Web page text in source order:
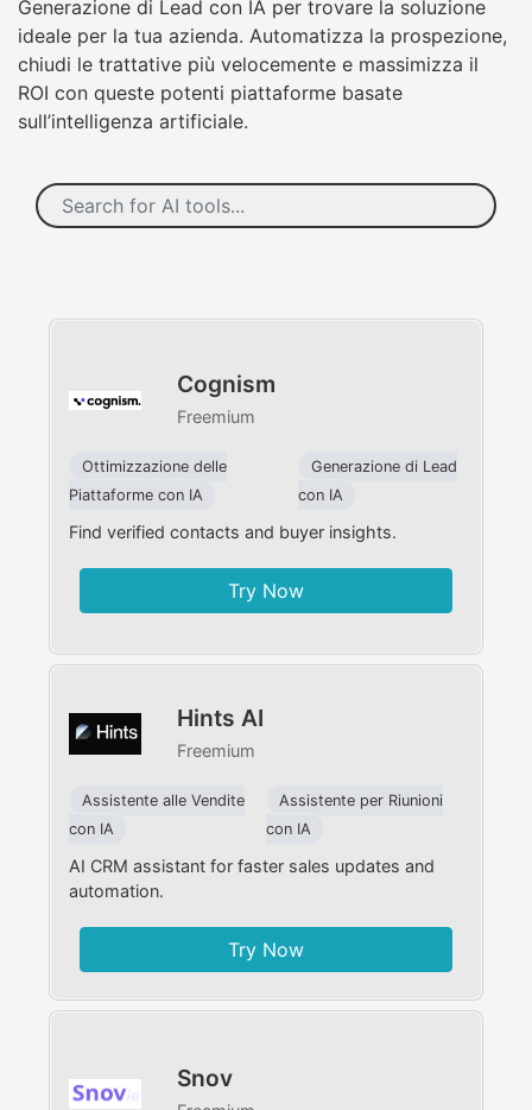
Generazione di Lead con IA per trovare la soluzione
ideale per la tua azienda. Automatizza la prospezione,
chiudi le trattative più velocemente e massimizza il
ROI con queste potenti piattaforme basate
sull’intelligenza artificiale.
Cognism
Freemium
Ottimizzazione delle
Piattaforme con IA
Generazione di Lead
con IA
Find verified contacts and buyer insights.
Try Now
Hints AI
Freemium
Assistente alle Vendite
con IA
Assistente per Riunioni
con IA
AI CRM assistant for faster sales updates and
automation.
Try Now
Snov